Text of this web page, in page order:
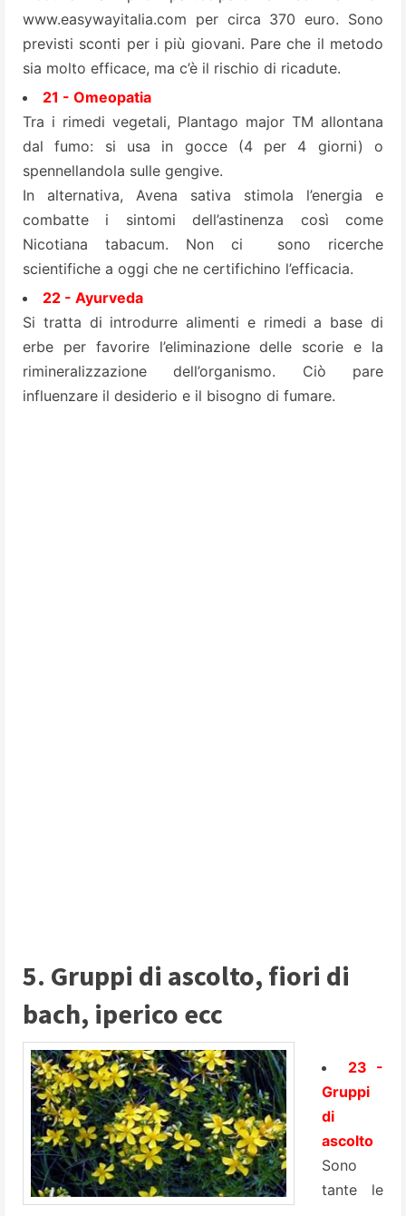
www.easywayitalia.com per circa 370 euro. Sono
previsti sconti per i più giovani. Pare che il metodo
sia molto efficace, ma c’è il rischio di ricadute.
21 - Omeopatia
Tra i rimedi vegetali, Plantago major TM allontana
dal fumo: si usa in gocce (4 per 4 giorni) o
spennellandola sulle gengive.
In alternativa, Avena sativa stimola l’energia e
combatte i sintomi dell’astinenza così come
Nicotiana tabacum. Non ci sono ricerche
scientifiche a oggi che ne certifichino l’efficacia.
22 - Ayurveda
Si tratta di introdurre alimenti e rimedi a base di
erbe per favorire l’eliminazione delle scorie e la
rimineralizzazione dell’organismo. Ciò pare
influenzare il desiderio e il bisogno di fumare.
5. Gruppi di ascolto, fiori di
bach, iperico ecc
23 -
Gruppi
di
ascolto
Sono
tante le